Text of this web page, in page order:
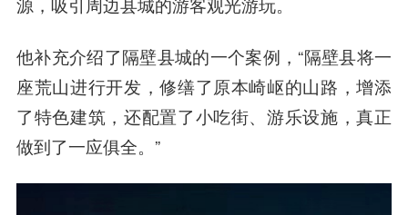
源，吸引周边县城的游客观光游玩。
他补充介绍了隔壁县城的一个案例，“隔壁县将一
座荒山进行开发，修缮了原本崎岖的山路，增添
了特色建筑，还配置了小吃街、游乐设施，真正
做到了一应俱全。”